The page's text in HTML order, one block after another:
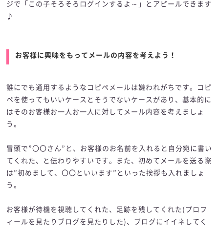
ジで「この子そろそろログインするよ～」とアピールできます
♪
お客様に興味をもってメールの内容を考えよう！
誰にでも通用するようなコピペメールは嫌われがちです。コピ
ペを使ってもいいケースとそうでないケースがあり、基本的に
はそのお客様お一人お一人に対してメール内容を考えましょ
う。
冒頭で”〇〇さん”と、お客様のお名前を入れると自分宛に書い
てくれた、と伝わりやすいです。また、初めてメールを送る際
は”初めまして、〇〇といいます”といった挨拶も入れましょ
う。
お客様が待機を視聴してくれた、足跡を残してくれた(プロフ
ィールを見たりブログを見たりした)、ブログにイイネしてく